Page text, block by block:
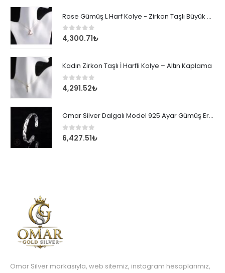
Rose Gümüş L Harf Kolye - Zirkon Taşlı Büyük Boy Kadın Kolyesi
0 out of 5
4,300.71₺
Kadın Zirkon Taşlı İ Harfli Kolye – Altın Kaplama
0 out of 5
4,291.52₺
Omar Silver Dalgalı Model 925 Ayar Gümüş Erkek Bileklik
0 out of 5
6,427.51₺
Omar Silver markasıyla, web sitemiz, instagram hesaplarımız,